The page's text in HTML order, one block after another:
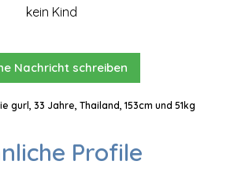
kein Kind
Nachricht schreiben
gurl, 33 Jahre, Thailand, 153cm und 51kg
Profile